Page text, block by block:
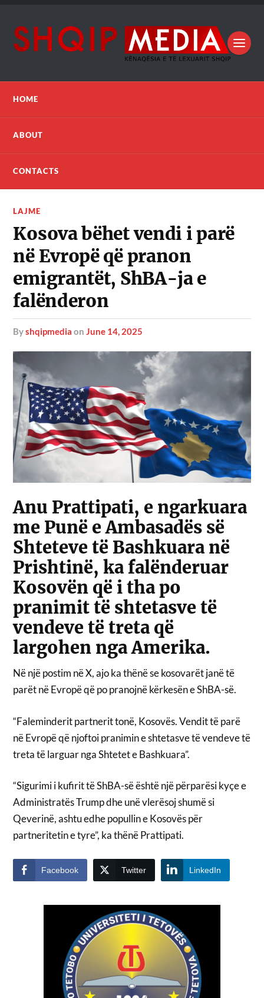
HOME
ABOUT
CONTACTS
LAJME
Kosova bëhet vendi i parë
në Evropë që pranon
emigrantët, ShBA-ja e
falënderon
byshqipmedia onJune 14, 2025
Anu Prattipati, e ngarkuara
me Punë e Ambasadës së
Shteteve të Bashkuara në
Prishtinë, ka falënderuar
Kosovën që i tha po
pranimit të shtetasve të
vendeve të treta që
largohen nga Amerika.
Në një postim në X, ajo ka thënë se kosovarët janë të
parët në Evropë që po pranojnë kërkesën e ShBA-së.
“Faleminderit partnerit tonë, Kosovës. Vendit të parë
në Evropë që njoftoi pranimin e shtetasve të vendeve të
treta të larguar nga Shtetet e Bashkuara”.
“Sigurimi i kufirit të ShBA-së është një përparësi kyçe e
Administratës Trump dhe unë vlerësoj shumë si
Qeverinë, ashtu edhe popullin e Kosovës për
partneritetin e tyre”, ka thënë Prattipati.
Facebook Twitter LinkedIn